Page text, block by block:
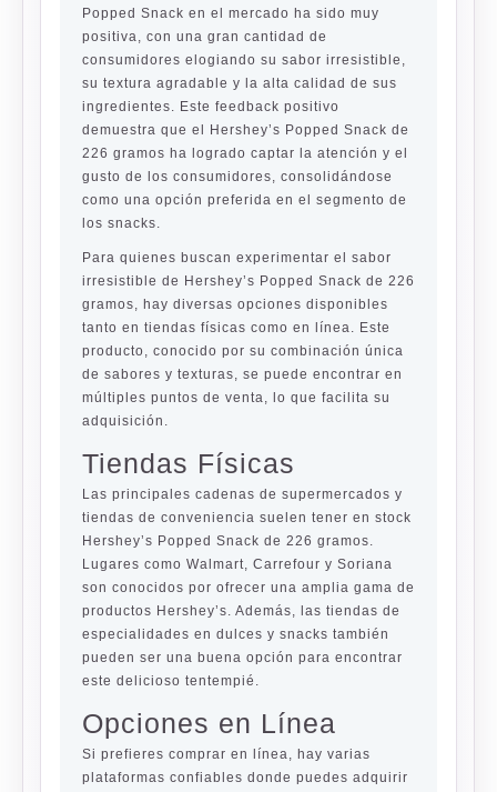
Popped Snack en el mercado ha sido muy
positiva, con una gran cantidad de
consumidores elogiando su sabor irresistible,
su textura agradable y la alta calidad de sus
ingredientes. Este feedback positivo
demuestra que el Hershey’s Popped Snack de
226 gramos ha logrado captar la atención y el
gusto de los consumidores, consolidándose
como una opción preferida en el segmento de
los snacks.
Para quienes buscan experimentar el sabor
irresistible de Hershey’s Popped Snack de 226
gramos, hay diversas opciones disponibles
tanto en tiendas físicas como en línea. Este
producto, conocido por su combinación única
de sabores y texturas, se puede encontrar en
múltiples puntos de venta, lo que facilita su
adquisición.
Tiendas Físicas
Las principales cadenas de supermercados y
tiendas de conveniencia suelen tener en stock
Hershey’s Popped Snack de 226 gramos.
Lugares como Walmart, Carrefour y Soriana
son conocidos por ofrecer una amplia gama de
productos Hershey’s. Además, las tiendas de
especialidades en dulces y snacks también
pueden ser una buena opción para encontrar
este delicioso tentempié.
Opciones en Línea
Si prefieres comprar en línea, hay varias
plataformas confiables donde puedes adquirir